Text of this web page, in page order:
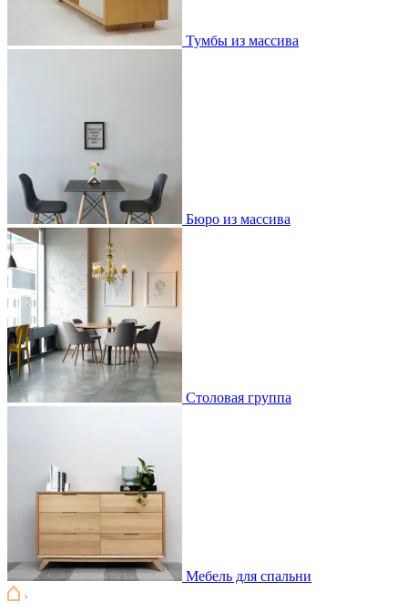
Тумбы из массива
Бюро из массива
Столовая группа
Мебель для спальни
›